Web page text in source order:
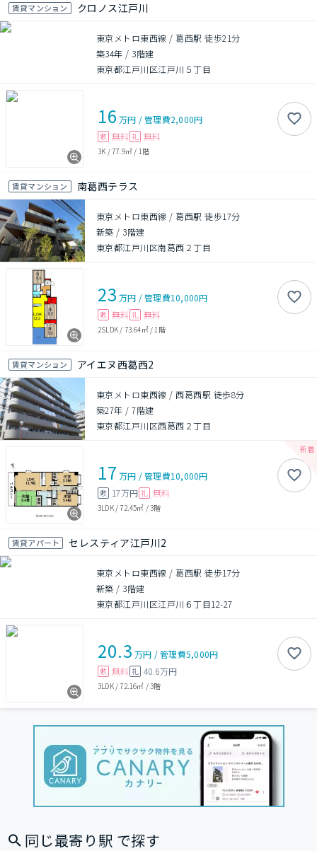
賃貸マンション クロノス江戸川
東京メトロ東西線 / 葛西駅 徒歩21分
築34年 / 3階建
東京都江戸川区江戸川５丁目
16 万円 /管理費2,000円
敷 無料 礼 無料
3K /77.9㎡ / 1階
賃貸マンション 南葛西テラス
東京メトロ東西線 / 葛西駅 徒歩17分
新築 / 3階建
東京都江戸川区南葛西２丁目
23 万円 /管理費10,000円
敷 無料 礼 無料
2SLDK / 73.64㎡/ 1階
賃貸マンション アイエヌ西葛西2
東京メトロ東西線 / 西葛西駅 徒歩8分
築27年 /7階建
東京都江戸川区西葛西２丁目
17 万円 /管理費10,000円
敷 17万円 礼 無料
3LDK/72.45㎡ /3階
賃貸アパート セレスティア江戸川2
東京メトロ東西線 / 葛西駅 徒歩17分
新築 / 3階建
東京都江戸川区江戸川６丁目12-27
20.3 万円 /管理費5,000円
敷 無料 礼 40.6万円
3LDK/72.16㎡ /3階
同じ最寄り駅 で探す